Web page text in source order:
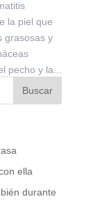
la piel que
grasosas y
pecho y la...
ella
durante